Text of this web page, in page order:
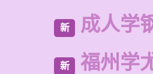
新 成人学
新 福州学